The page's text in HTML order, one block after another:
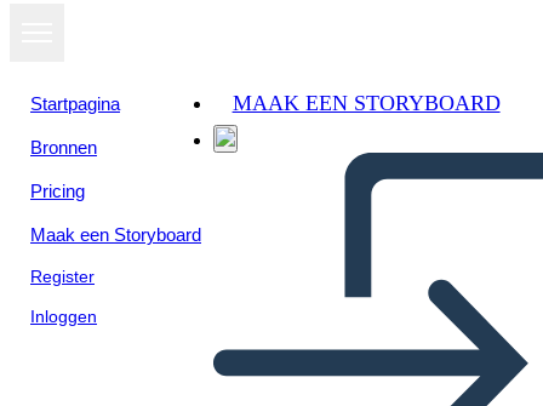
Startpagina
Bronnen
Pricing
Maak een Storyboard
Register
Inloggen
MAAK EEN STORYBOARD
Bekijk als
diavoorstelling